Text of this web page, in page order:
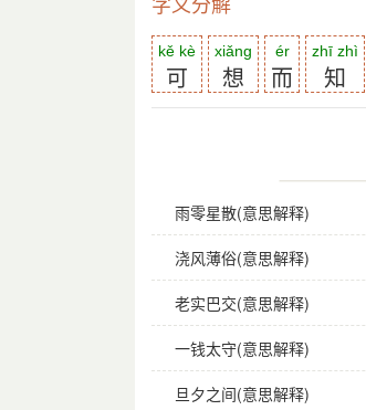
kě kè
可
xiǎng
想
ér
而
zhī zhì
知
雨零星散(意思解释)
浇风薄俗(意思解释)
老实巴交(意思解释)
一钱太守(意思解释)
旦夕之间(意思解释)